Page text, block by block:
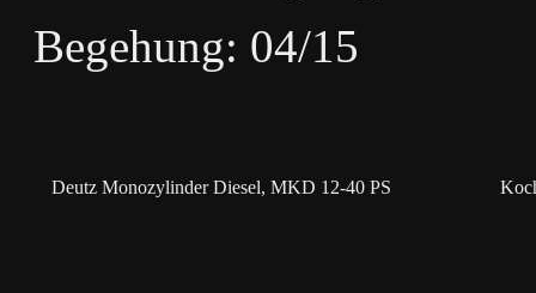
Begehung: 04/15
Deutz Monozylinder Diesel, MKD 12-40 PS